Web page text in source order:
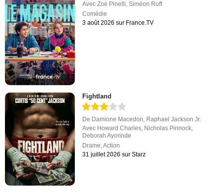
AvecZoé Pinelli,Siméon Ruff
Comédie
3 août 2026 sur France.TV
Fightland
De Damione Macedon Raphael Jackson Jr.
Avec Howard Charles Nicholas Pinnock
Deborah Ayorinde
Drame ,Action
31 juillet 2026 sur Starz